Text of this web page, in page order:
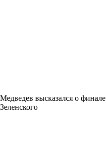
Медведев высказался о
Зеленского